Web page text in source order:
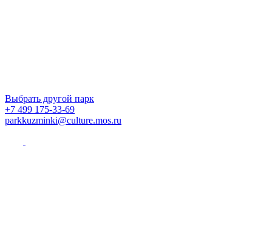
Выбрать другой парк
+7 499 175-33-69
parkkuzminki@culture.mos.ru